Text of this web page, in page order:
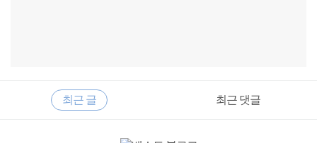
RECENTLY
최근 글 최근 댓글